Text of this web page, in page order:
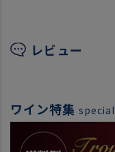
レビュー
ワイン特集 special